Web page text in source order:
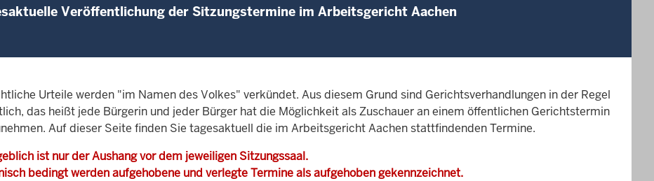
Veröffentlichung der Sitzungstermine im Arbeitsgericht Aachen
Urteile werden "im Namen des Volkes" verkündet. Aus diesem Grund sind Gerichtsverhandlungen in der Regel
das heißt jede Bürgerin und jeder Bürger hat die Möglichkeit als Zuschauer an einem öffentlichen Gerichtstermin
Auf dieser Seite finden Sie tagesaktuell die im Arbeitsgericht Aachen stattfindenden Termine.
ist nur der Aushang vor dem jeweiligen Sitzungssaal.
bedingt werden aufgehobene und verlegte Termine als aufgehoben gekennzeichnet.